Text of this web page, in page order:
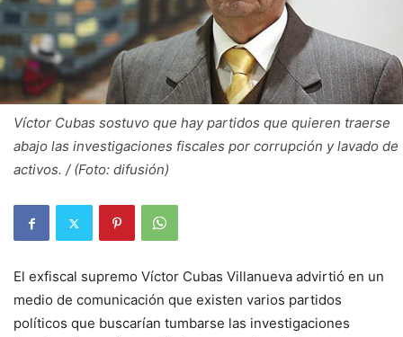
Víctor Cubas sostuvo que hay partidos que quieren traerse
abajo las investigaciones fiscales por corrupción y lavado de
activos. / (Foto: difusión)
El exfiscal supremo Víctor Cubas Villanueva advirtió en un
medio de comunicación que existen varios partidos
políticos que buscarían tumbarse las investigaciones